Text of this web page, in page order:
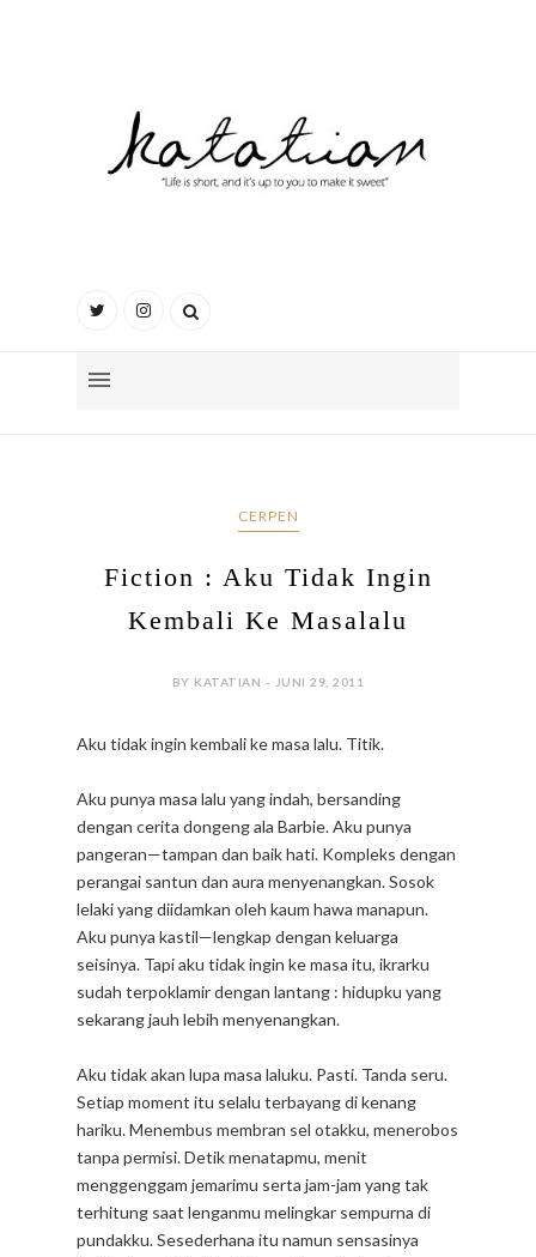
CERPEN
Fiction : Aku Tidak Ingin
Kembali Ke Masalalu
BY KATATIAN - JUNI 29, 2011
Aku tidak ingin kembali ke masa lalu. Titik.
Aku punya masa lalu yang indah, bersanding
dengan cerita dongeng ala Barbie. Aku punya
pangeran—tampan dan baik hati. Kompleks dengan
perangai santun dan aura menyenangkan. Sosok
lelaki yang diidamkan oleh kaum hawa manapun.
Aku punya kastil—lengkap dengan keluarga
seisinya. Tapi aku tidak ingin ke masa itu, ikrarku
sudah terpoklamir dengan lantang : hidupku yang
sekarang jauh lebih menyenangkan.
Aku tidak akan lupa masa laluku. Pasti. Tanda seru.
Setiap moment itu selalu terbayang di kenang
hariku. Menembus membran sel otakku, menerobos
tanpa permisi. Detik menatapmu, menit
menggenggam jemarimu serta jam-jam yang tak
terhitung saat lenganmu melingkar sempurna di
pundakku. Sesederhana itu namun sensasinya